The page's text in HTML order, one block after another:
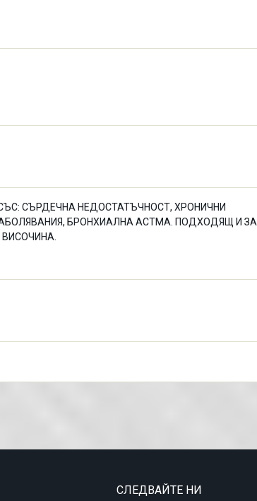
СЪРДЕЧНА НЕДОСТАТЪЧНОСТ, ХРОНИЧНИ
БРОНХИАЛНА АСТМА. ПОДХОДЯЩ И ЗА
СЛЕДВАЙТЕ НИ